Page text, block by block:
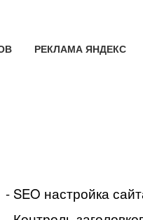
РЕКЛАМА ЯНДЕКС
- SEO настройка